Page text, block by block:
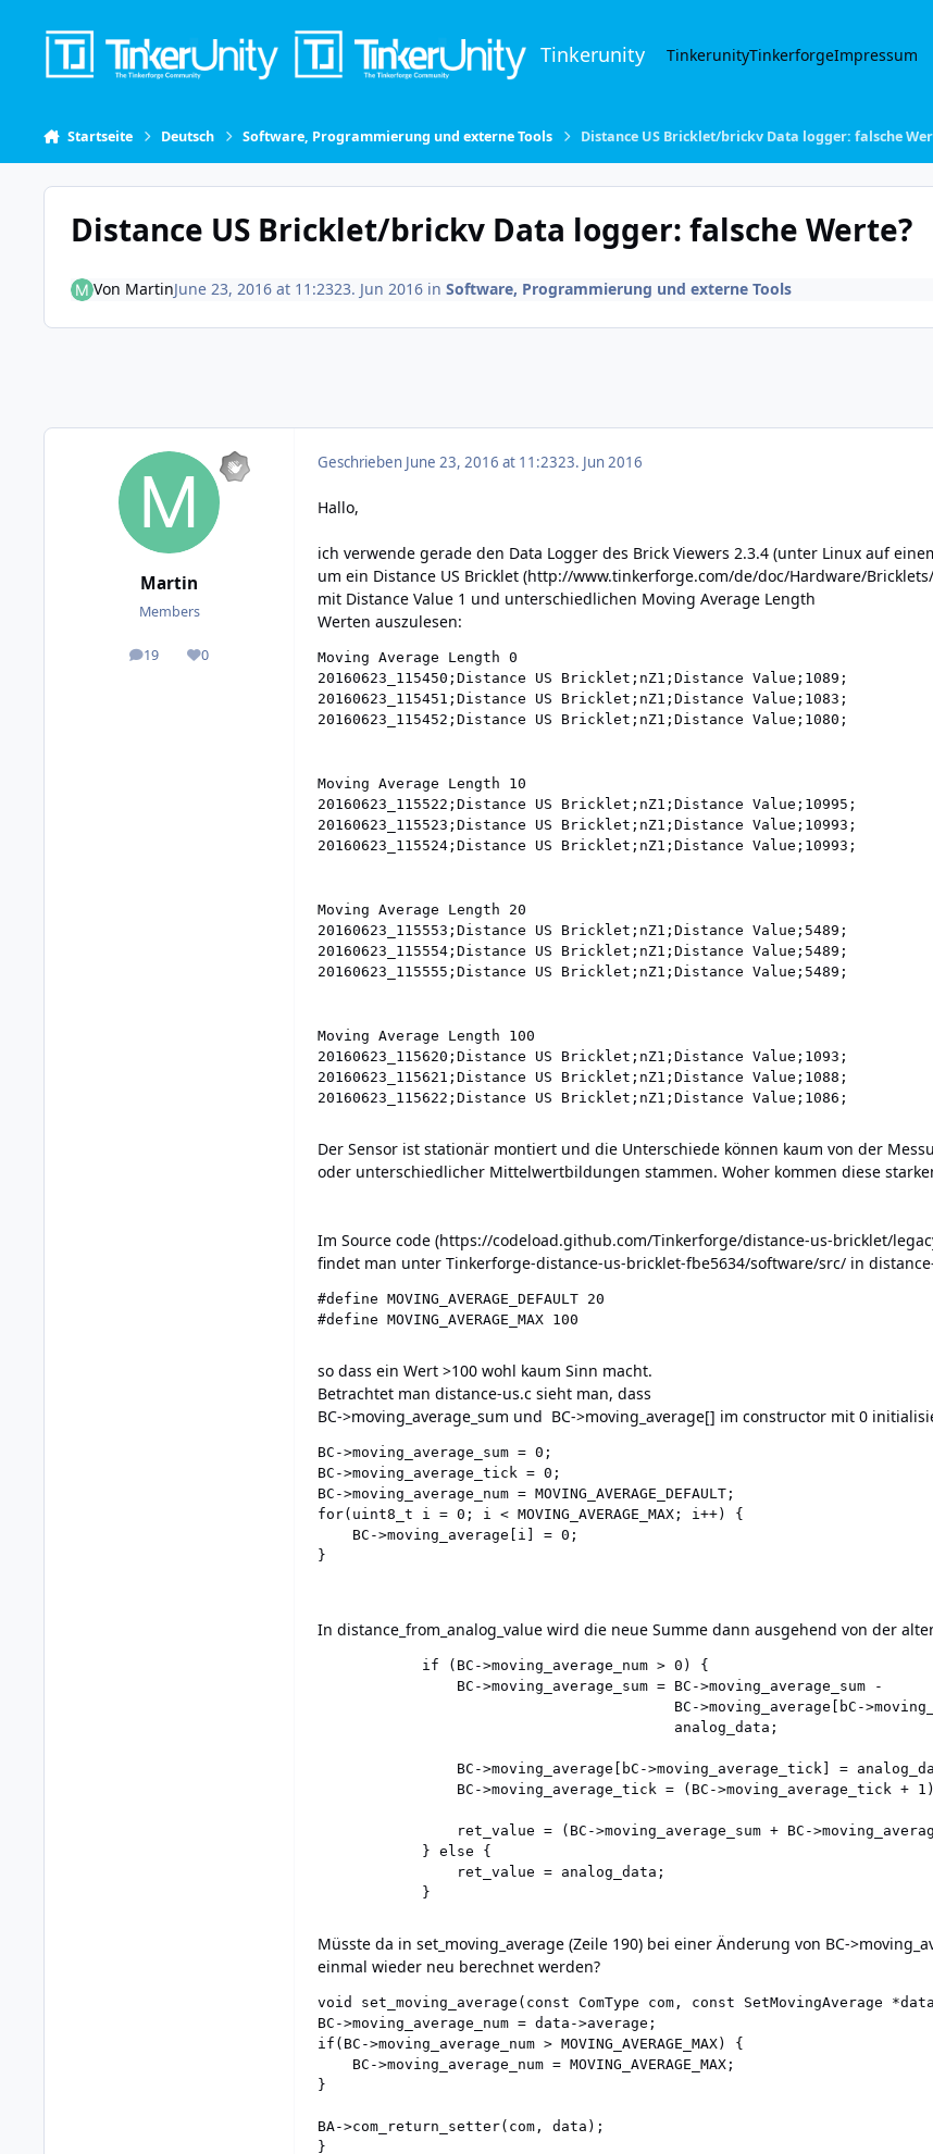
Tinkerunity TinkerunityTinkerforgeImpressum
Startseite Deutsch Software, Programmierung und externe Tools Distance US Bricklet/brickv Data logger: falsche
Distance US Bricklet/brickv Data logger: falsche Werte?
Von MartinJune 23, 2016 at 11:2323. Jun 2016in Software, Programmierung und externe Tools
Martin
Members
19
posts 0
Reputation
Geschrieben June 23, 2016 at 11:2323. Jun 2016
Hallo,
ich verwende gerade den Data Logger des Brick Viewers 2.3.4 (unter Linux auf
um ein Distance US Bricklet (http://www.tinkerforge.com/de/doc/Hardware/
mit Distance Value 1 und unterschiedlichen Moving Average Length
Werten auszulesen:
Moving Average Length 0
20160623_115450;Distance US Bricklet;nZ1;Distance Value;1089;
20160623_115451;Distance US Bricklet;nZ1;Distance Value;1083;
Moving Average Length 10
20160623_115522;Distance US Bricklet;nZ1;Distance Value;10995;
20160623_115523;Distance US Bricklet;nZ1;Distance Value;10993;
Moving Average Length 20
20160623_115553;Distance US Bricklet;nZ1;Distance Value;5489;
20160623_115554;Distance US Bricklet;nZ1;Distance Value;5489;
Moving Average Length 100
20160623_115620;Distance US Bricklet;nZ1;Distance Value;1093;
20160623_115621;Distance US Bricklet;nZ1;Distance Value;1088;
Der Sensor ist stationär montiert und die Unterschiede können kaum von der
oder unterschiedlicher Mittelwertbildungen stammen. Woher kommen diese
Im Source code (https://codeload.github.com/Tinkerforge/distance-us-bricklet/
findet man unter Tinkerforge-distance-us-bricklet-fbe5634/software/src/ in
#define MOVING_AVERAGE_DEFAULT 20
so dass ein Wert >100 wohl kaum Sinn macht.
Betrachtet man distance-us.c sieht man, dass
BC->moving_average_sum und BC->moving_average[] im constructor mit 0
BC->moving_average_sum = 0;
BC->moving_average_tick = 0;
BC->moving_average_num = MOVING_AVERAGE_DEFAULT;
for(uint8_t i = 0; i < MOVING_AVERAGE_MAX; i++) {
In distance_from_analog_value wird die neue Summe dann ausgehend von der
Müsste da in set_moving_average (Zeile 190) bei einer Änderung von BC-
einmal wieder neu berechnet werden?
void set_moving_average(const ComType com, const SetMovingAverage
BC->moving_average_num = data->average;
if(BC->moving_average_num > MOVING_AVERAGE_MAX) {
}
BA->com_return_setter(com, data);